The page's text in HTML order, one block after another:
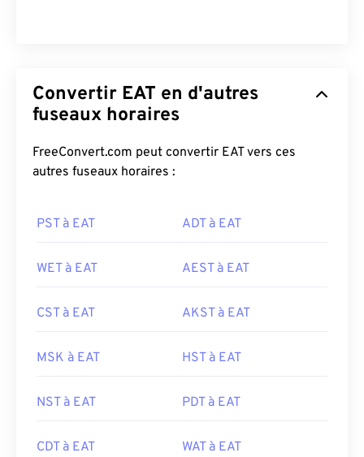
Convertir EAT en d'autres
fuseaux horaires
FreeConvert.com peut convertir EAT vers ces
autres fuseaux horaires :
PST à EAT ADT à EAT
WET à EAT AEST à EAT
CST à EAT AKST à EAT
MSK à EAT HST à EAT
NST à EAT PDT à EAT
CDT à EAT WAT à EAT